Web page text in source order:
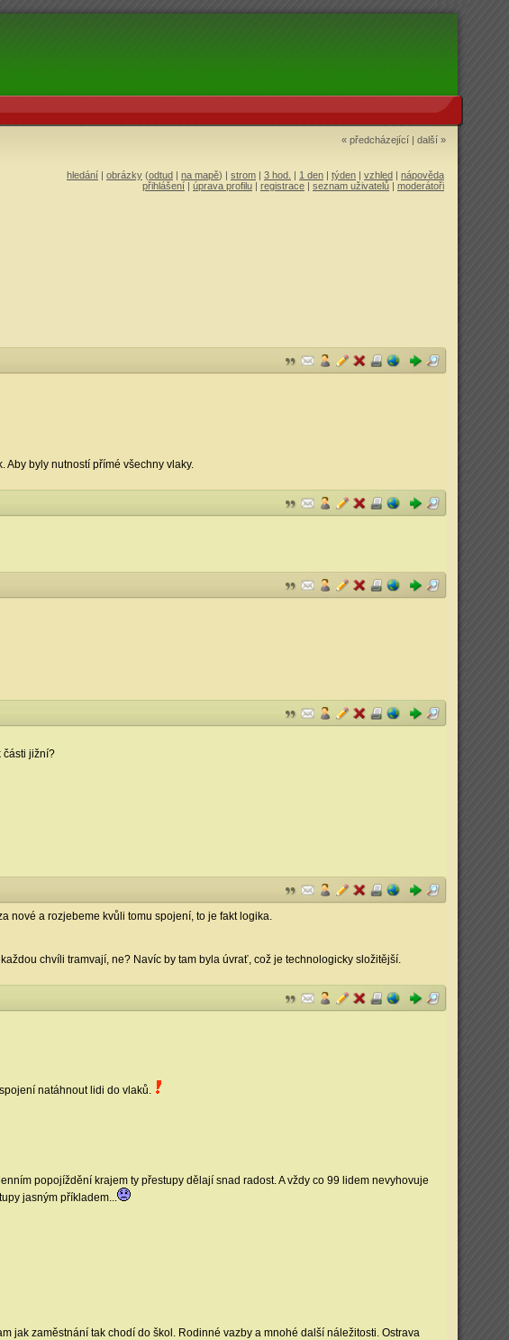
« předcházející | další »
hledání | obrázky (odtud | na mapě) | strom | 3 hod. | 1 den | týden | vzhled | nápověda
přihlášení | úprava profilu | registrace | seznam uživatelů | moderátoři
Aby byly nutností přímé všechny vlaky.
části jižní?
nové a rozjebeme kvůli tomu spojení, to je fakt logika.
chvíli tramvají, ne? Navíc by tam byla úvrať, což je technologicky složitější.
natáhnout lidi do vlaků.
popojíždění krajem ty přestupy dělají snad radost. A vždy co 99 lidem nevyhovuje
jasným příkladem...
jak zaměstnání tak chodí do škol. Rodinné vazby a mnohé další náležitosti. Ostrava